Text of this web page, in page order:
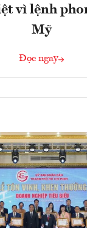
vì lệnh
Mỹ
Đọc ngay